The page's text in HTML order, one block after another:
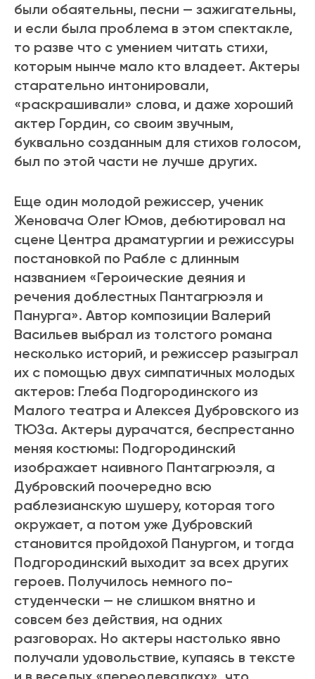
были обаятельны, песни — зажигательны,
и если была проблема в этом спектакле,
то разве что с умением читать стихи,
которым нынче мало кто владеет. Актеры
старательно интонировали,
«раскрашивали» слова, и даже хороший
актер Гордин, со своим звучным,
буквально созданным для стихов голосом,
был по этой части не лучше других.
Еще один молодой режиссер, ученик
Женовача Олег Юмов, дебютировал на
сцене Центра драматургии и режиссуры
постановкой по Рабле с длинным
названием «Героические деяния и
речения доблестных Пантагрюэля и
Панурга». Автор композиции Валерий
Васильев выбрал из толстого романа
несколько историй, и режиссер разыграл
их с помощью двух симпатичных молодых
актеров: Глеба Подгородинского из
Малого театра и Алексея Дубровского из
ТЮЗа. Актеры дурачатся, беспрестанно
меняя костюмы: Подгородинский
изображает наивного Пантагрюэля, а
Дубровский поочередно всю
раблезианскую шушеру, которая того
окружает, а потом уже Дубровский
становится пройдохой Панургом, и тогда
Подгородинский выходит за всех других
героев. Получилось немного по-
студенчески — не слишком внятно и
совсем без действия, на одних
разговорах. Но актеры настолько явно
получали удовольствие, купаясь в тексте